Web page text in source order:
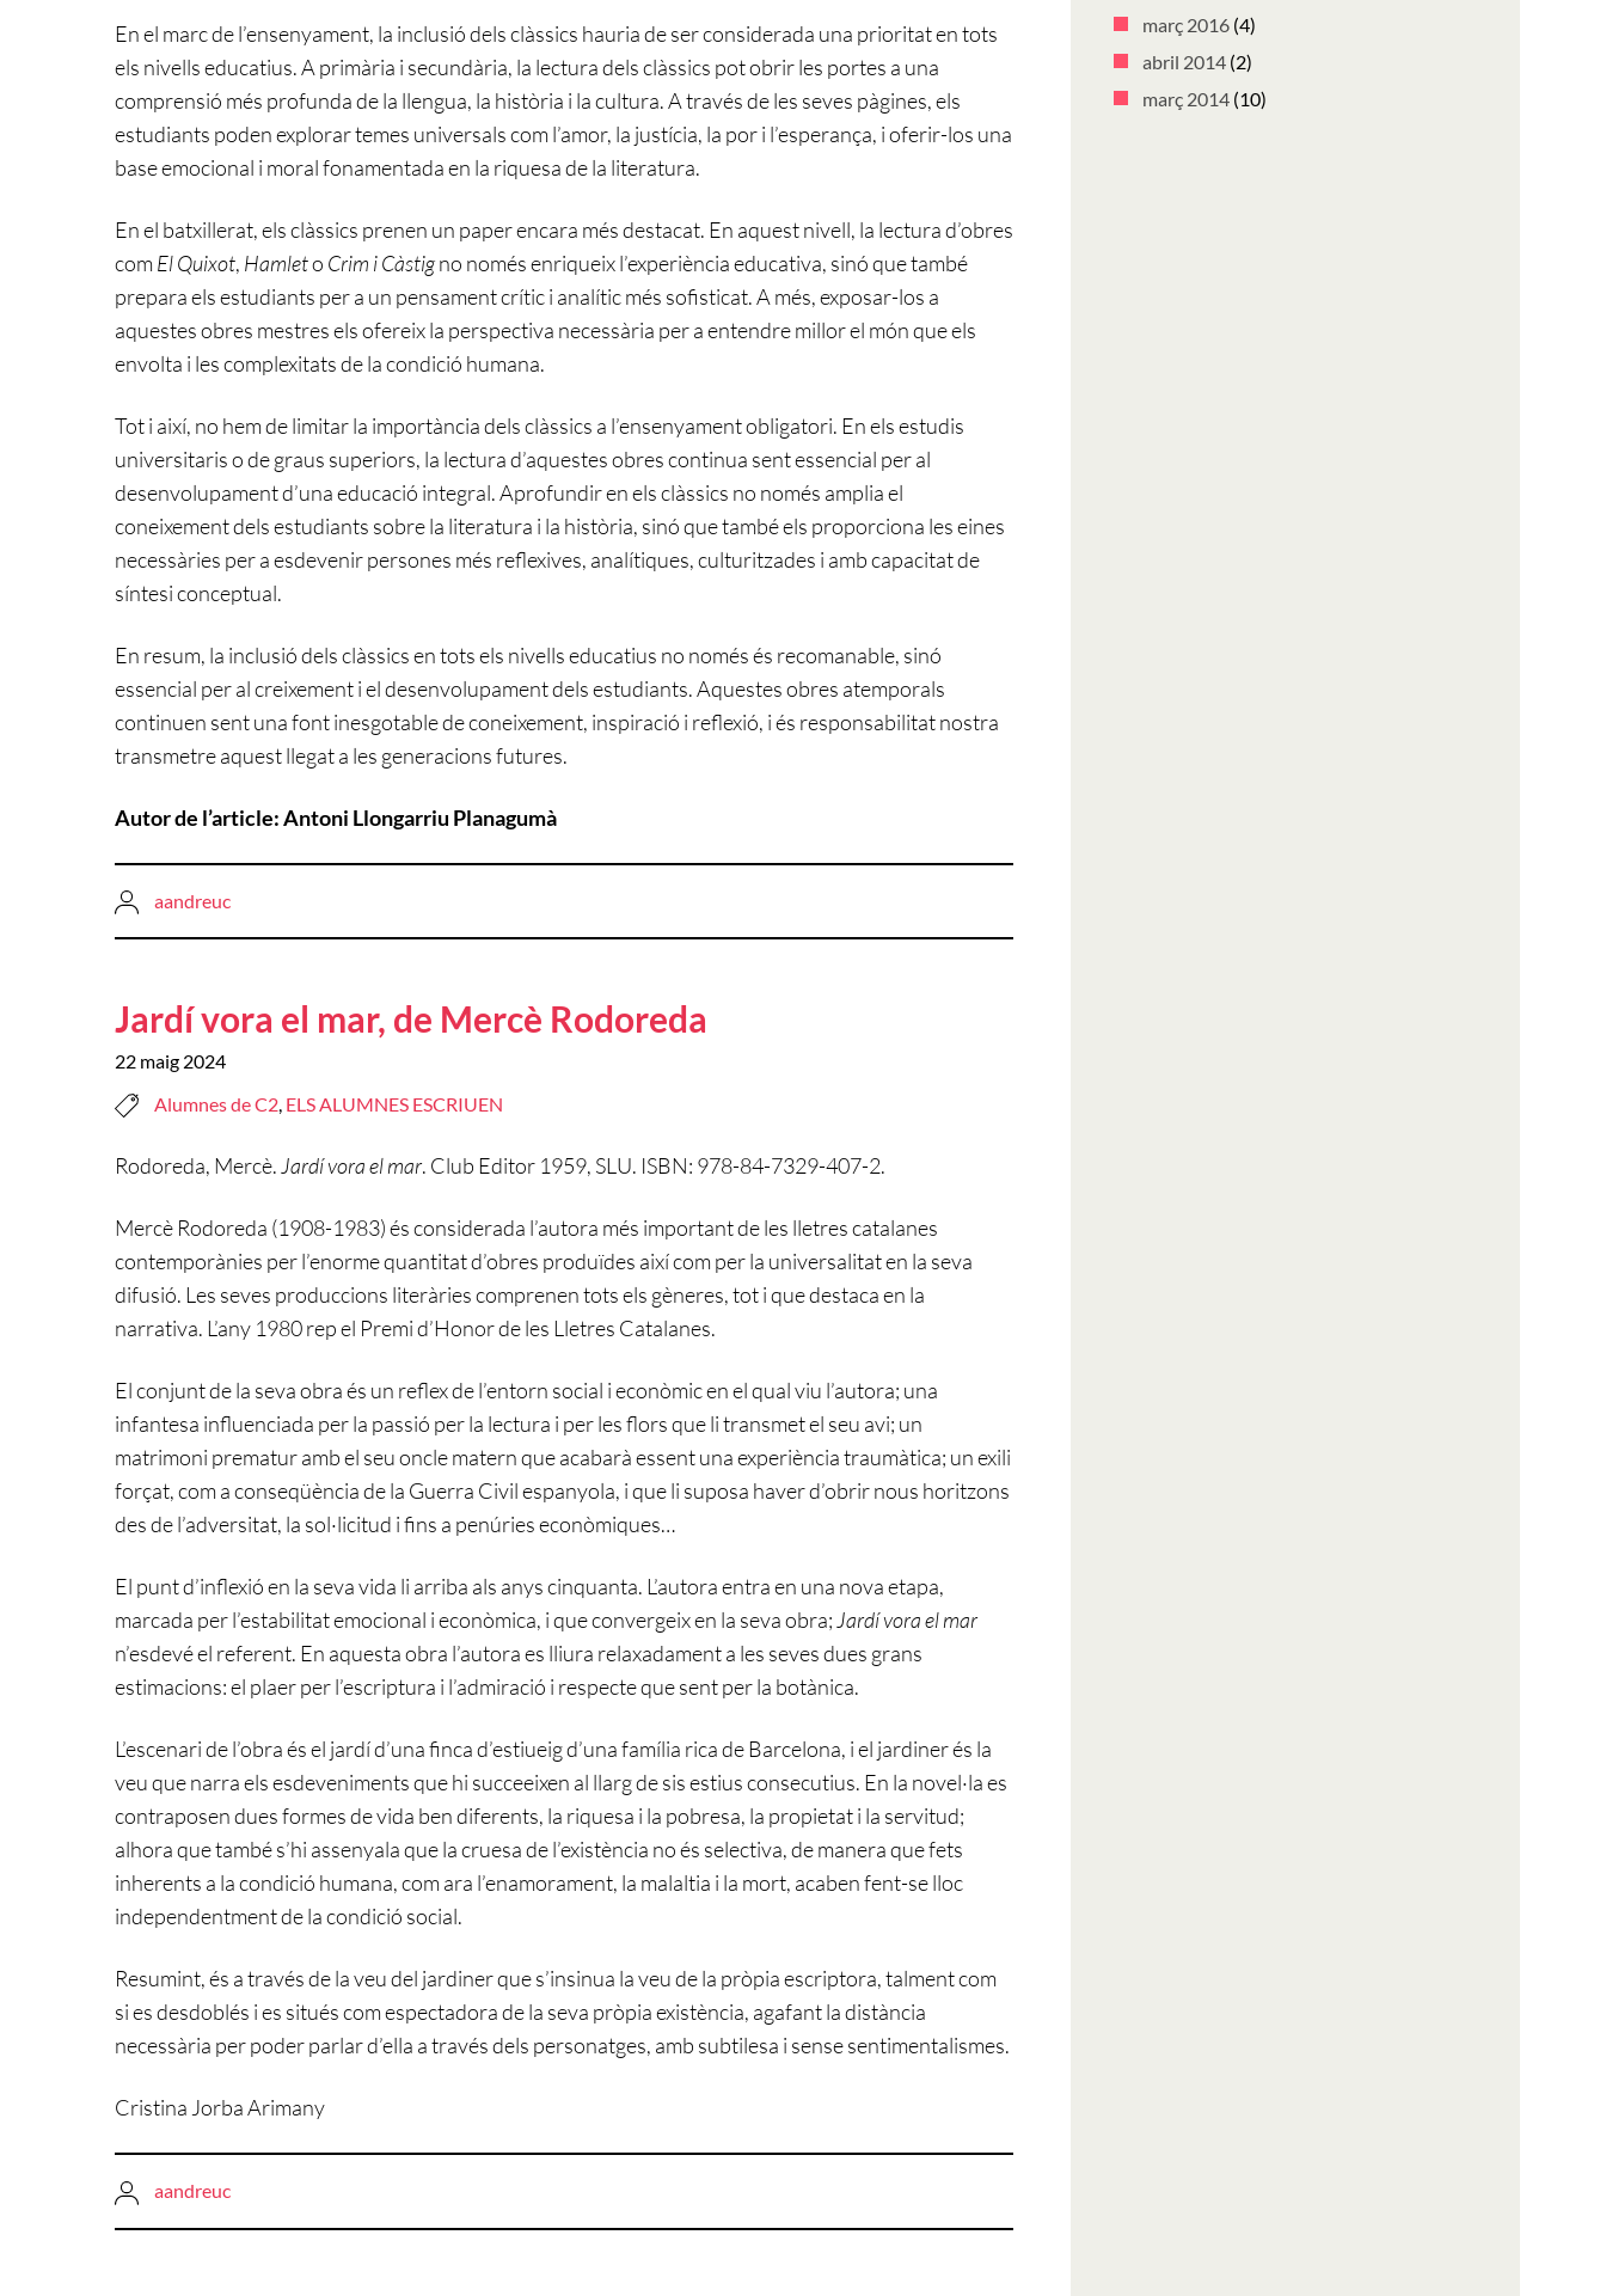
En el marc de l’ensenyament, la inclusió dels clàssics hauria de ser considerada una prioritat en tots
els nivells educatius. A primària i secundària, la lectura dels clàssics pot obrir les portes a una
comprensió més profunda de la llengua, la història i la cultura. A través de les seves pàgines, els
estudiants poden explorar temes universals com l’amor, la justícia, la por i l’esperança, i oferir-los una
base emocional i moral fonamentada en la riquesa de la literatura.
En el batxillerat, els clàssics prenen un paper encara més destacat. En aquest nivell, la lectura d’obres
comEl Quixot, Hamleto Crim i Càstigno només enriqueix l’experiència educativa, sinó que també
prepara els estudiants per a un pensament crític i analític més sofisticat. A més, exposar-los a
aquestes obres mestres els ofereix la perspectiva necessària per a entendre millor el món que els
envolta i les complexitats de la condició humana.
Tot i així, no hem de limitar la importància dels clàssics a l’ensenyament obligatori. En els estudis
universitaris o de graus superiors, la lectura d’aquestes obres continua sent essencial per al
desenvolupament d’una educació integral. Aprofundir en els clàssics no només amplia el
coneixement dels estudiants sobre la literatura i la història, sinó que també els proporciona les eines
necessàries per a esdevenir persones més reflexives, analítiques, culturitzades i amb capacitat de
síntesi conceptual.
En resum, la inclusió dels clàssics en tots els nivells educatius no només és recomanable, sinó
essencial per al creixement i el desenvolupament dels estudiants. Aquestes obres atemporals
continuen sent una font inesgotable de coneixement, inspiració i reflexió, i és responsabilitat nostra
transmetre aquest llegat a les generacions futures.
Autor de l’article: Antoni Llongarriu Planagumà
aandreuc
Jardí vora el mar, de Mercè Rodoreda
22 maig 2024
Alumnes de C2, ELS ALUMNES ESCRIUEN
Rodoreda, Mercè.Jardí vora el mar. Club Editor 1959, SLU. ISBN: 978-84-7329-407-2.
Mercè Rodoreda (1908-1983) és considerada l’autora més important de les lletres catalanes
contemporànies per l’enorme quantitat d’obres produïdes així com per la universalitat en la seva
difusió. Les seves produccions literàries comprenen tots els gèneres, tot i que destaca en la
narrativa. L’any 1980 rep el Premi d’Honor de les Lletres Catalanes.
El conjunt de la seva obra és un reflex de l’entorn social i econòmic en el qual viu l’autora; una
infantesa influenciada per la passió per la lectura i per les flors que li transmet el seu avi; un
matrimoni prematur amb el seu oncle matern que acabarà essent una experiència traumàtica; un exili
forçat, com a conseqüència de la Guerra Civil espanyola, i que li suposa haver d’obrir nous horitzons
des de l’adversitat, la sol·licitud i fins a penúries econòmiques…
El punt d’inflexió en la seva vida li arriba als anys cinquanta. L’autora entra en una nova etapa,
marcada per l’estabilitat emocional i econòmica, i que convergeix en la seva obra;Jardí vora el mar
n’esdevé el referent. En aquesta obra l’autora es lliura relaxadament a les seves dues grans
estimacions: el plaer per l’escriptura i l’admiració i respecte que sent per la botànica.
L’escenari de l’obra és el jardí d’una finca d’estiueig d’una família rica de Barcelona, i el jardiner és la
veu que narra els esdeveniments que hi succeeixen al llarg de sis estius consecutius. En la novel·la es
contraposen dues formes de vida ben diferents, la riquesa i la pobresa, la propietat i la servitud;
alhora que també s’hi assenyala que la cruesa de l’existència no és selectiva, de manera que fets
inherents a la condició humana, com ara l’enamorament, la malaltia i la mort, acaben fent-se lloc
independentment de la condició social.
Resumint, és a través de la veu del jardiner que s’insinua la veu de la pròpia escriptora, talment com
si es desdoblés i es situés com espectadora de la seva pròpia existència, agafant la distància
necessària per poder parlar d’ella a través dels personatges, amb subtilesa i sense sentimentalismes.
Cristina Jorba Arimany
aandreuc
març 2016 (4)
abril 2014 (2)
març 2014 (10)